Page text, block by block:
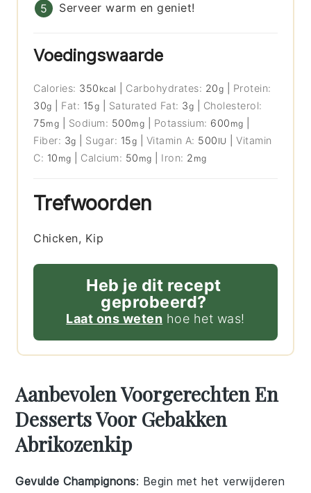
Serveer warm en geniet!
Voedingswaarde
Calories: 350 kcal Carbohydrates: 20g
Protein:
30g Fat: 15g Saturated Fat: 3g
Cholesterol:
75mg Sodium: 500mg Potassium: 600 mg
Fiber: 3g Sugar: 15g Vitamin A: 500 IU |Vitamin
C: 10 mg Calcium: 50 mg Iron: 2 mg
Trefwoorden
Chicken, Kip
Heb je dit recept
geprobeerd?
Laat ons weten hoe het was!
Aanbevolen Voorgerechten En
Desserts Voor Gebakken
Abrikozenkip
Gevulde Champignons: Begin met het verwijderen